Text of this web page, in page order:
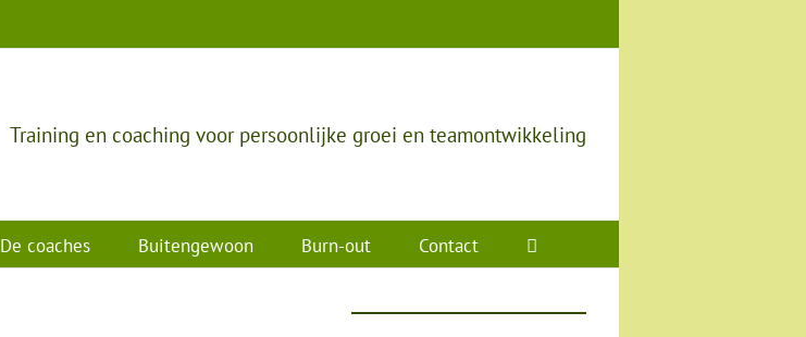
Training en coaching voor persoonlijke groei en teamontwikkeling
De coaches Buitengewoon Burn-out Contact